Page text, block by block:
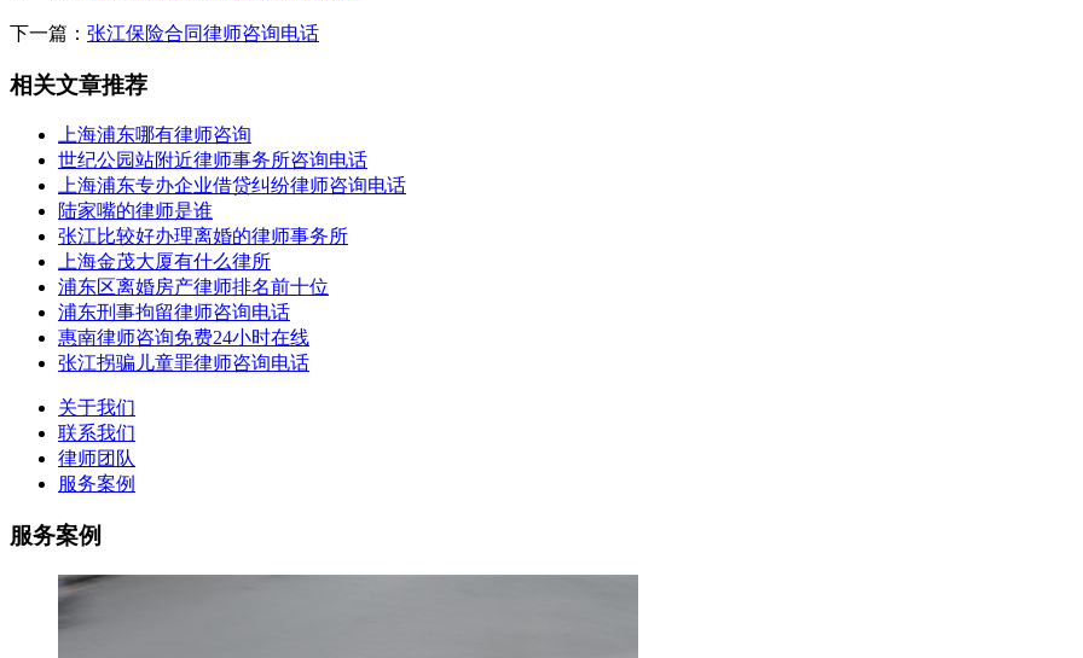
下一篇： 张江保险合同律师咨询电话
相关文章推荐
上海浦东哪有律师咨询
世纪公园站附近律师事务所咨询电话
上海浦东专办企业借贷纠纷律师咨询电话
陆家嘴的律师是谁
张江比较好办理离婚的律师事务所
上海金茂大厦有什么律所
浦东区离婚房产律师排名前十位
浦东刑事拘留律师咨询电话
惠南律师咨询免费24小时在线
张江拐骗儿童罪律师咨询电话
关于我们
联系我们
律师团队
服务案例
服务案例